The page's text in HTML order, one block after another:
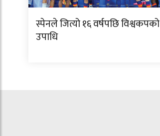
स्पेनले जित्यो १६ वर्षपछि विश्वकपको
उपाधि